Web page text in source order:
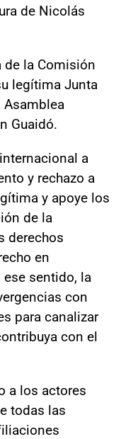
de Nicolás
de la Comisión
legítima Junta
Guaidó.
a
y rechazo a
y apoye los
de la
derechos
en
ese sentido, la
con
para canalizar
con el
a los actores
todas las